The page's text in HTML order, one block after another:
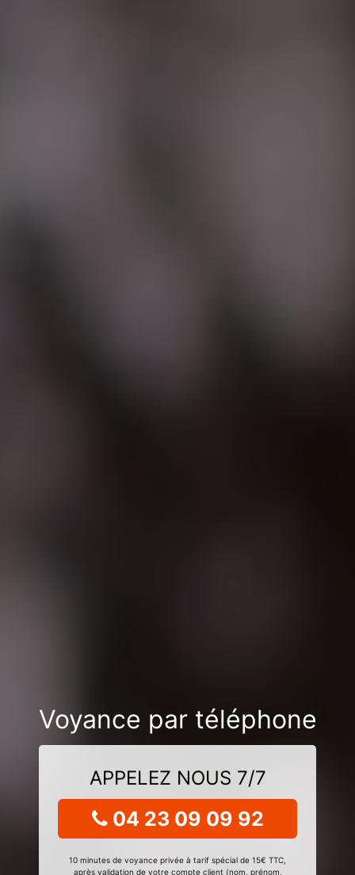
Voyance par téléphone
APPELEZ NOUS 7/7
04 23 09 09 92
10 minutes de voyance privée à tarif spécial de 15€ TTC,
après validation de votre compte client (nom, prénom,